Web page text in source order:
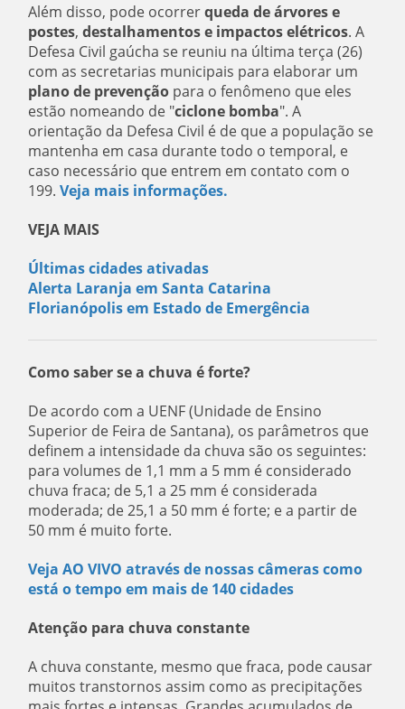
Além disso, pode ocorrerqueda de árvores e
postes,destalhamentos e impactos elétricos. A
Defesa Civil gaúcha se reuniu na última terça (26)
com as secretarias municipais para elaborar um
plano de prevenção para o fenômeno que eles
estão nomeando de "ciclone bomba".A
orientação da Defesa Civil é de que a população se
mantenha em casa durante todo o temporal, e
caso necessário que entrem em contato com o
199.Veja mais informações.
VEJA MAIS
Últimas cidades ativadas
Alerta Laranja em Santa Catarina
Florianópolis em Estado de Emergência
Como saber se a chuva é forte?
De acordo com a UENF (Unidade de Ensino
Superior de Feira de Santana), os parâmetros que
definem a intensidade da chuva são os seguintes:
para volumes de 1,1 mm a 5 mm é considerado
chuva fraca; de 5,1 a 25 mm é considerada
moderada; de 25,1 a 50 mm é forte; e a partir de
50 mm é muito forte.
Veja AO VIVO através de nossas câmeras como
está o tempo em mais de 140 cidades
Atenção para chuva constante
A chuva constante, mesmo que fraca, pode causar
muitos transtornos assim como as precipitações